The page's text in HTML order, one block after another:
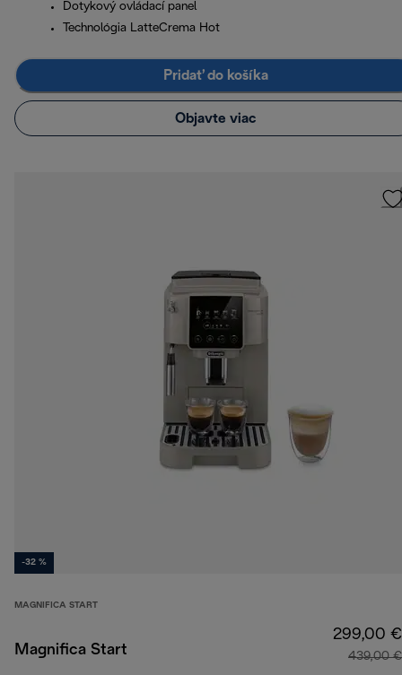
Dotykový ovládací panel
Technológia LatteCrema Hot
Pridať do košíka
Objavte viac
-32 %
MAGNIFICA START
Magnifica Start
299,00 €
439,00 €